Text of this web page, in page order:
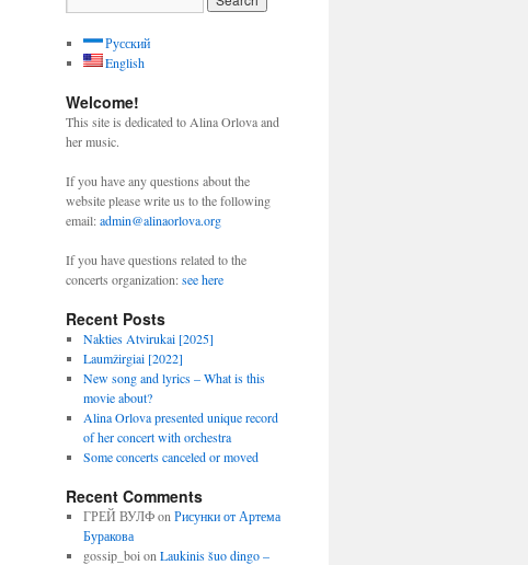
Русский
English
Welcome!
This site is dedicated to Alina Orlova and
her music.
If you have any questions about the
website please write us to the following
email:admin@alinaorlova.org
If you have questions related to the
concerts organization:see here
Recent Posts
Nakties Atvirukai [2025]
Laumžirgiai [2022]
New song and lyrics – What is this
movie about?
Alina Orlova presented unique record
of her concert with orchestra
Some concerts canceled or moved
Recent Comments
ГРЕЙ ВУЛФ on Рисунки от Артема
Буракова
gossip_boi on Laukinis šuo dingo –